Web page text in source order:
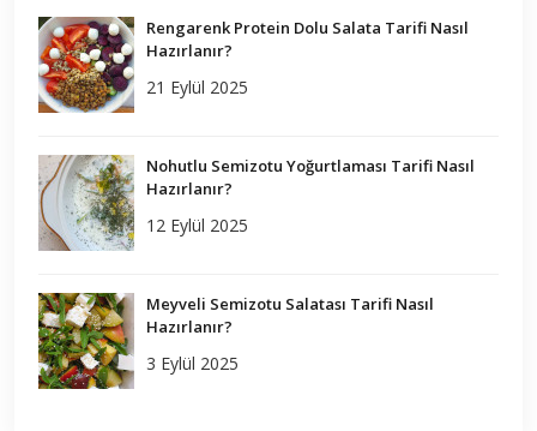
Rengarenk Protein Dolu Salata Tarifi Nasıl
Hazırlanır?
21 Eylül 2025
Nohutlu Semizotu Yoğurtlaması Tarifi Nasıl
Hazırlanır?
12 Eylül 2025
Meyveli Semizotu Salatası Tarifi Nasıl
Hazırlanır?
3 Eylül 2025